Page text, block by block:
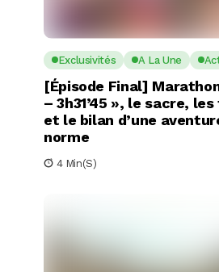
Exclusivités A La Une
[Épisode Final]
– 3h31’45 », le sacre,
et le bilan d’une
norme
4 Min(s)